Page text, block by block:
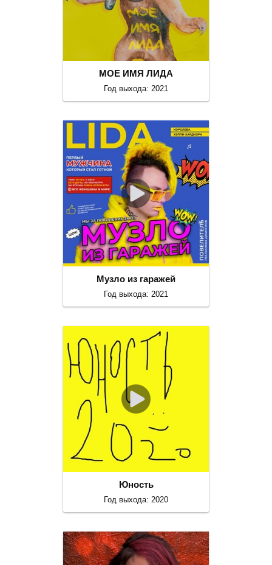
МОЕ ИМЯ ЛИДА
Год выхода: 2021
Музло из гаражей
Год выхода: 2021
Юность
Год выхода: 2020